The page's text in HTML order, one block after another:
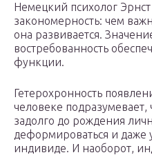
Немецкий психолог
закономерность: чем
она развивается.
востребованность
функции.
Гетерохронность
человеке
задолго до рождения
деформироваться и даже
индивиде. И наоборот,